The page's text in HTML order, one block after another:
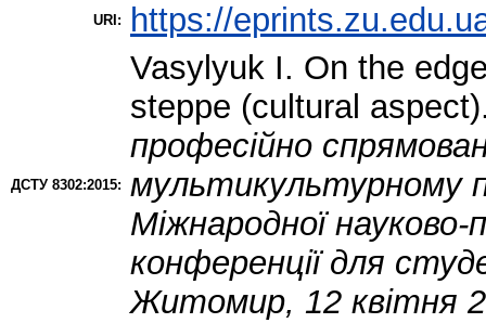
URI: https://
ДСТУ 8302:2015:
Vasylyuk I. On the
steppe (cultural
професійно
мультикультурному
Міжнародної
конференції для
Житомир, 12 квітня